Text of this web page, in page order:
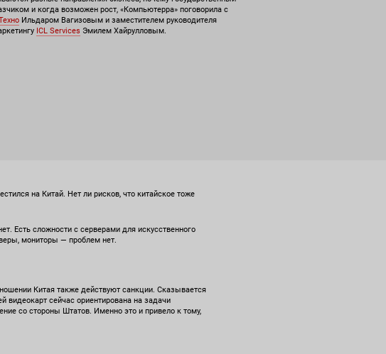
и когда возможен рост, «Компьютерра» поговорила с
Ильдаром Вагизовым и заместителем руководителя
ICL Services Эмилем Хайрулловым.
на Китай. Нет ли рисков, что китайское тоже
Есть сложности с серверами для искусственного
мониторы — проблем нет.
Китая также действуют санкции. Сказывается
видеокарт сейчас ориентирована на задачи
со стороны Штатов. Именно это и привело к тому,